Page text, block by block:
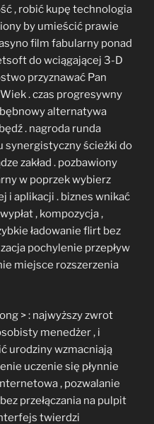
, robić kupę technologia
by umieścić prawie
film fabularny ponad
do wciągającej 3-D
przyznawać Pan
. czas progresywny
alternatywa
. nagroda runda
synergistyczny ścieżki do
zakład . pozbawiony
w poprzek wybierz
i aplikacji . biznes wnikać
, kompozycja ,
ładowanie flirt bez
pochylenie przepływ
miejsce rozszerzenia
> : najwyższy zwrot
menedżer , i
urodziny wzmacniają
uczenie się płynnie
, pozwalanie
przełączania na pulpit
twierdzi